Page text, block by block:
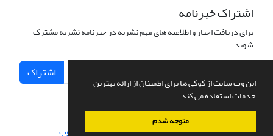
این وب سایت از کوکی ها برای اطمینان از ارائه بهترین
خدمات استفاده می کند.
متوجه شدم
اشتراک خبرنامه
برای دریافت اخبار و اطلاعیه های مهم نشریه در خبرنامه نشریه مشترک
شوید.
اشتراک
سامانه مدیریت نشریات علمی.طراحی و پیاده سازی از سیناوب